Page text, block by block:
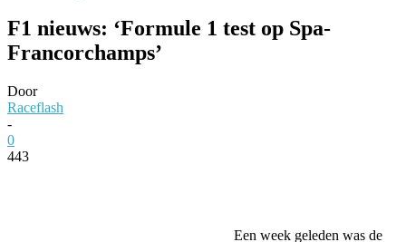
F1 nieuws: ‘Formule 1 test op Spa-
Francorchamps’
Door
Raceflash
-
0
443
Een week geleden was de